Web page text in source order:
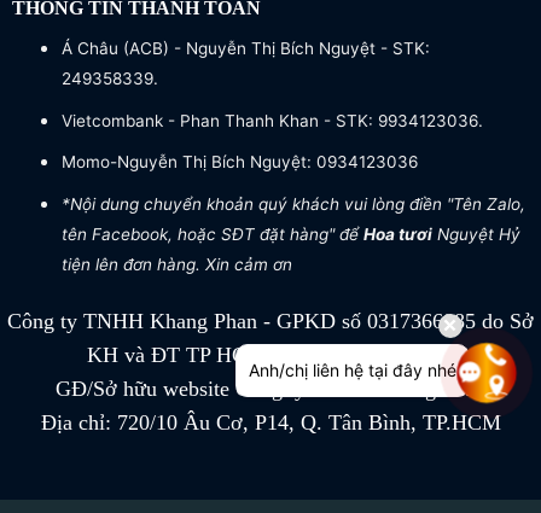
THÔNG TIN THANH TOÁN
Á Châu (ACB) - Nguyễn Thị Bích Nguyệt - STK:
249358339.
Vietcombank - Phan Thanh Khan - STK: 9934123036.
Momo-Nguyễn Thị Bích Nguyệt: 0934123036
*Nội dung chuyển khoản quý khách vui lòng điền "Tên Zalo,
tên Facebook, hoặc SĐT đặt hàng" đểHoa tươiNguyệt Hỷ
tiện lên đơn hàng. Xin cảm ơn
Công ty TNHH Khang Phan - GPKD số 0317366885 do Sở
KH và ĐT TP HCM cấp ngày 04/07/2022
GĐ/Sở hữu website Công ty TNHH Khang Phan
Địa chỉ: 720/10 Âu Cơ, P14, Q. Tân Bình, TP.HCM
Anh/chị liên hệ tại đây nhé